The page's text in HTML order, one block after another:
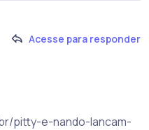
Acesse para responder
pitty-e-nando-lancam-